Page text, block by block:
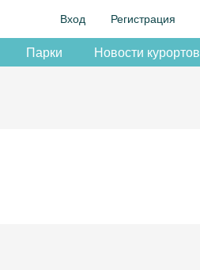
Вход Регистрация
Парки Новости курортов